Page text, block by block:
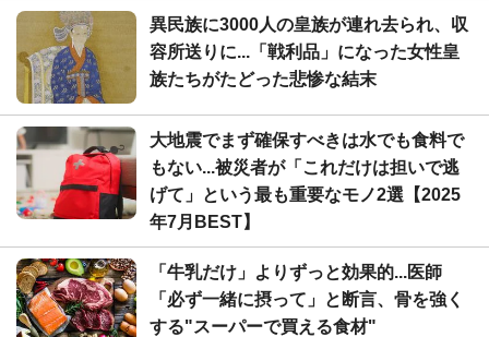
異民族に3000人の皇族が連れ去られ、収
容所送りに...「戦利品」になった女性皇
族たちがたどった悲惨な結末
大地震でまず確保すべきは水でも食料で
もない...被災者が「これだけは担いで逃
げて」という最も重要なモノ2選【2025
年7月BEST】
「牛乳だけ」よりずっと効果的...医師
「必ず一緒に摂って」と断言、骨を強く
する"スーパーで買える食材"